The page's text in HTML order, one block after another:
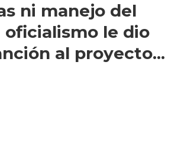
ni manejo del
oficialismo le dio
al proyecto...